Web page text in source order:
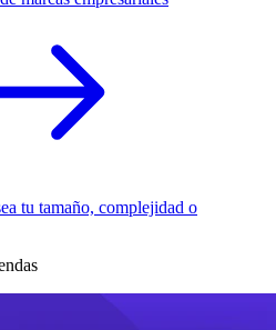
tu tamaño, complejidad o